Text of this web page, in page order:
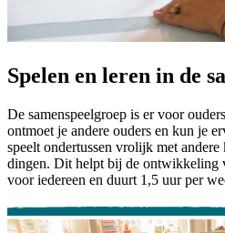
Spelen en leren in de
De samenspeelgroep is er voor
ontmoet je andere ouders en kun je
speelt ondertussen vrolijk met
dingen. Dit helpt bij de ontwikkeling
voor iedereen en duurt 1,5 uur per